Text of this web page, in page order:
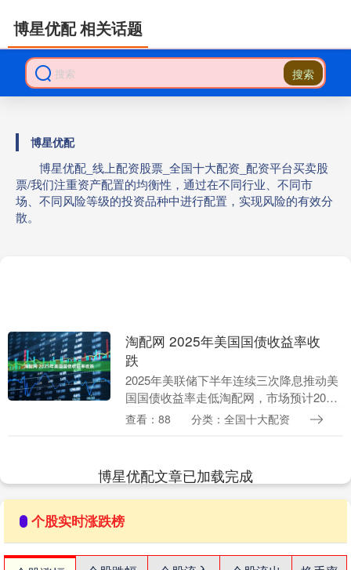
搜索
博星优配
博星优配_线上配资股票_全国十大配资_配资平台买卖股
票/我们注重资产配置的均衡性，通过在不同行业、不同市
场、不同风险等级的投资品种中进行配置，实现风险的有效分
散。
博星优配 相关话题
淘配网 2025年美国国债收益率收
跌
2025年美联储下半年连续三次降息推动美
国国债收益率走低淘配网，市场预计2026
年将进一步降息。尽管同年4月特朗普总统
查看：88 分类：全国十大配资
博星优配文章已加载完成
个股实时涨跌榜